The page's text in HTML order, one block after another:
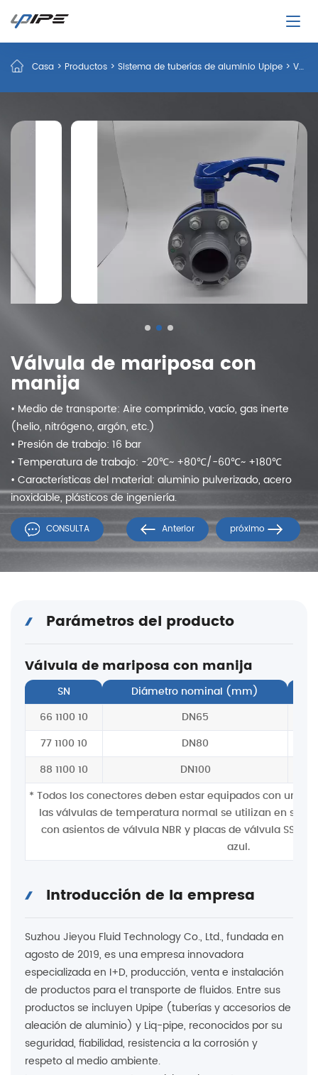
Casa > Productos > Sistema de tuberías de aluminio Upipe > Válvula
Válvula de mariposa con
manija
• Medio de transporte: Aire comprimido, vacío, gas inerte
(helio, nitrógeno, argón, etc.)
• Presión de trabajo: 16 bar
• Temperatura de trabajo: -20℃~ +80℃/-60℃~ +180℃
• Características del material: aluminio pulverizado, acero
inoxidable, plásticos de ingeniería.
CONSULTA próximo
Anterior
Parámetros del producto
Válvula de mariposa con manija
SN Diámetro nominal (mm)
66 1100 10 DN65
77 1100 10 DN80
88 1100 10 DN100
* Todos los conectores deben estar equipados con un
las válvulas de temperatura normal se utilizan en
con asientos de válvula NBR y placas de válvula
azul.
Introducción de la empresa
Suzhou Jieyou Fluid Technology Co., Ltd., fundada en
agosto de 2019, es una empresa innovadora
especializada en I+D, producción, venta e instalación
de productos para el transporte de fluidos. Entre sus
productos se incluyen Upipe (tuberías y accesorios de
aleación de aluminio) y Liq-pipe, reconocidos por su
seguridad, fiabilidad, resistencia a la corrosión y
respeto al medio ambiente.